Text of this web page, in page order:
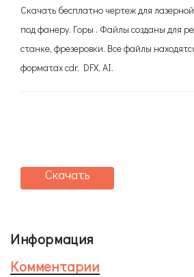
Скачать бесплатно чертеж для
под фанеру. Горы . Файлы созданы для
станке, фрезеровки. Все файлы
форматах cdr, DFX, AI.
Скачать
Информация
Комментарии